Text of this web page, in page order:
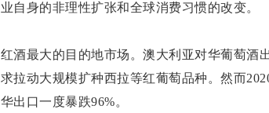
自身的非理性扩张和全球消费习惯的改变。
酒最大的目的地市场。澳大利亚对华葡萄酒
拉动大规模扩种西拉等红葡萄品种。然而
出口一度暴跌96%。